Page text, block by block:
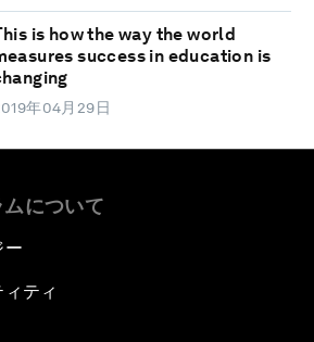
is how the way the world
success in education is
年04月29日
について
ー
ティ